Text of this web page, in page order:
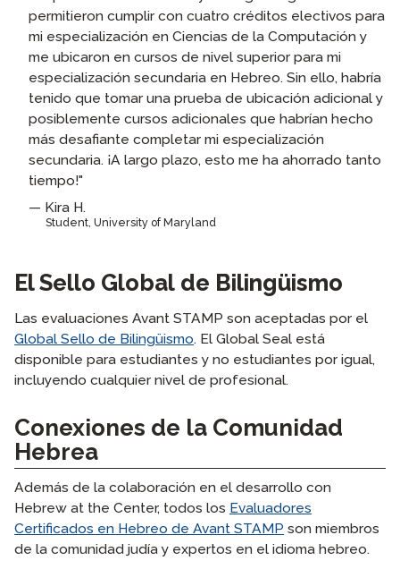
permitieron cumplir con cuatro créditos electivos para
mi especialización en Ciencias de la Computación y
me ubicaron en cursos de nivel superior para mi
especialización secundaria en Hebreo. Sin ello, habría
tenido que tomar una prueba de ubicación adicional y
posiblemente cursos adicionales que habrían hecho
más desafiante completar mi especialización
secundaria. ¡A largo plazo, esto me ha ahorrado tanto
tiempo!"
Kira H.
Student, University of Maryland
ElSello Global de Bilingüismo
Las evaluaciones Avant STAMP son aceptadas por el
Global Sello de Bilingüismo. El Global Seal está
disponible para estudiantes y no estudiantes por igual,
incluyendo cualquier nivel de profesional.
Conexiones de la Comunidad
Hebrea
Además de la colaboración en el desarrollo con
Hebrew at the Center, todos los Evaluadores
Certificados en Hebreo de Avant STAMP son miembros
de la comunidad judía y expertos en el idioma hebreo.